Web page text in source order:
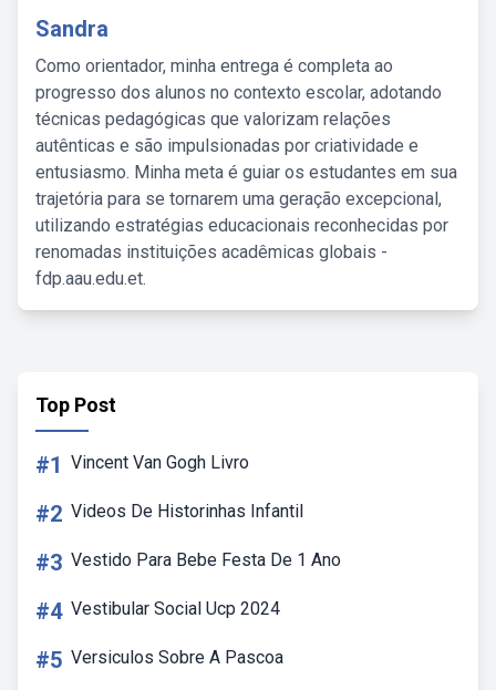
Sandra
Como orientador, minha entrega é completa ao
progresso dos alunos no contexto escolar, adotando
técnicas pedagógicas que valorizam relações
autênticas e são impulsionadas por criatividade e
entusiasmo. Minha meta é guiar os estudantes em sua
trajetória para se tornarem uma geração excepcional,
utilizando estratégias educacionais reconhecidas por
renomadas instituições acadêmicas globais -
fdp.aau.edu.et.
Top Post
#1 Vincent Van Gogh Livro
#2 Videos De Historinhas Infantil
#3 Vestido Para Bebe Festa De 1 Ano
#4 Vestibular Social Ucp 2024
#5 Versiculos Sobre A Pascoa